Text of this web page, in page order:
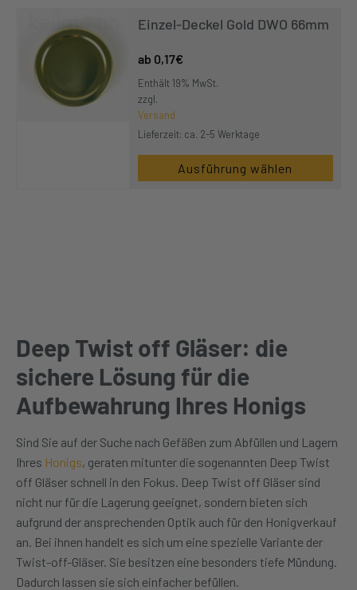
Einzel-Deckel Gold DWO 66mm
0,17€
Enthält 19% MwSt.
zzgl.
Versand
Lieferzeit: ca. 2-5 Werktage
Ausführung wählen
Deep Twist off Gläser: die
sichere Lösung für die
Aufbewahrung Ihres Honigs
Sind Sie auf der Suche nach Gefäßen zum Abfüllen und Lagern
Ihres Honigs, geraten mitunter die sogenannten Deep Twist
off Gläser schnell in den Fokus. Deep Twist off Gläser sind
nicht nur für die Lagerung geeignet, sondern bieten sich
aufgrund der ansprechenden Optik auch für den Honigverkauf
an. Bei ihnen handelt es sich um eine spezielle Variante der
Twist-off-Gläser. Sie besitzen eine besonders tiefe Mündung.
Dadurch lassen sie sich einfacher befüllen.